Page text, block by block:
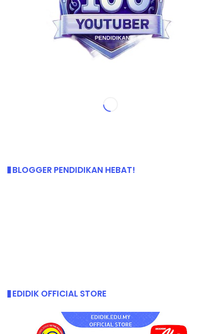
BLOGGER PENDIDIKAN HEBAT!
EDIDIK OFFICIAL STORE